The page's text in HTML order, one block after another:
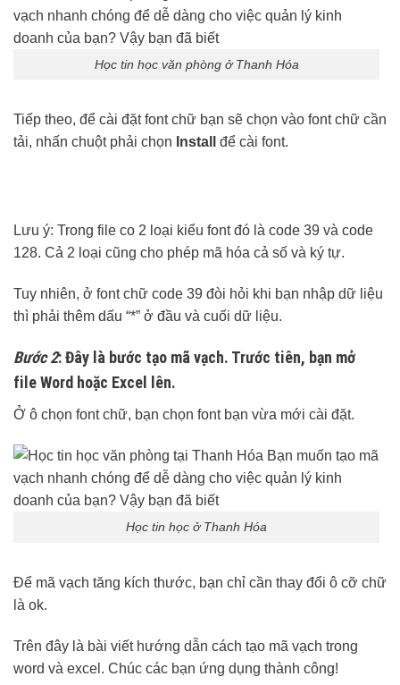
Học tin học văn phòng ở Thanh Hóa
Tiếp theo, để cài đặt font chữ bạn sẽ chọn vào font chữ cần
tải, nhấn chuột phải chọn Install để cài font.
Lưu ý: Trong file co 2 loại kiểu font đó là code 39 và code
128. Cả 2 loại cũng cho phép mã hóa cả số và ký tự.
Tuy nhiên, ở font chữ code 39 đòi hỏi khi bạn nhập dữ liệu
thì phải thêm dấu “*” ở đầu và cuối dữ liệu.
Bước 2: Đây là bước tạo mã vạch. Trước tiên, bạn mở
fileWord hoặc Excel lên.
Ở ô chọn font chữ, bạn chọn font bạn vừa mới cài đặt.
Học tin học ở Thanh Hóa
Để mã vạch tăng kích thước, bạn chỉ cần thay đổi ô cỡ chữ
là ok.
Trên đây là bài viết hướng dẫn cách tạo mã vạch trong
word và excel. Chúc các bạn ứng dụng thành công!